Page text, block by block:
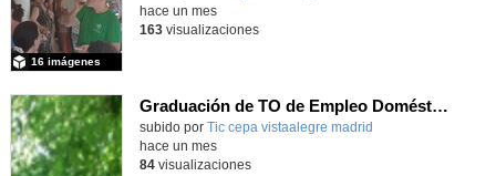
16 imágenes
hace un mes
163visualizaciones
Graduación de TO de Empleo Doméstico
subido por Tic cepa vistaalegre madrid
hace un mes
84visualizaciones